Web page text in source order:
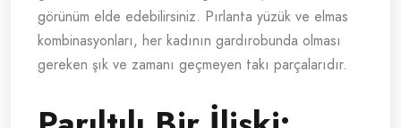
görünüm elde edebilirsiniz. Pırlanta yüzük ve elmas
kombinasyonları, her kadının gardırobunda olması
gereken şık ve zamanı geçmeyen takı parçalarıdır.